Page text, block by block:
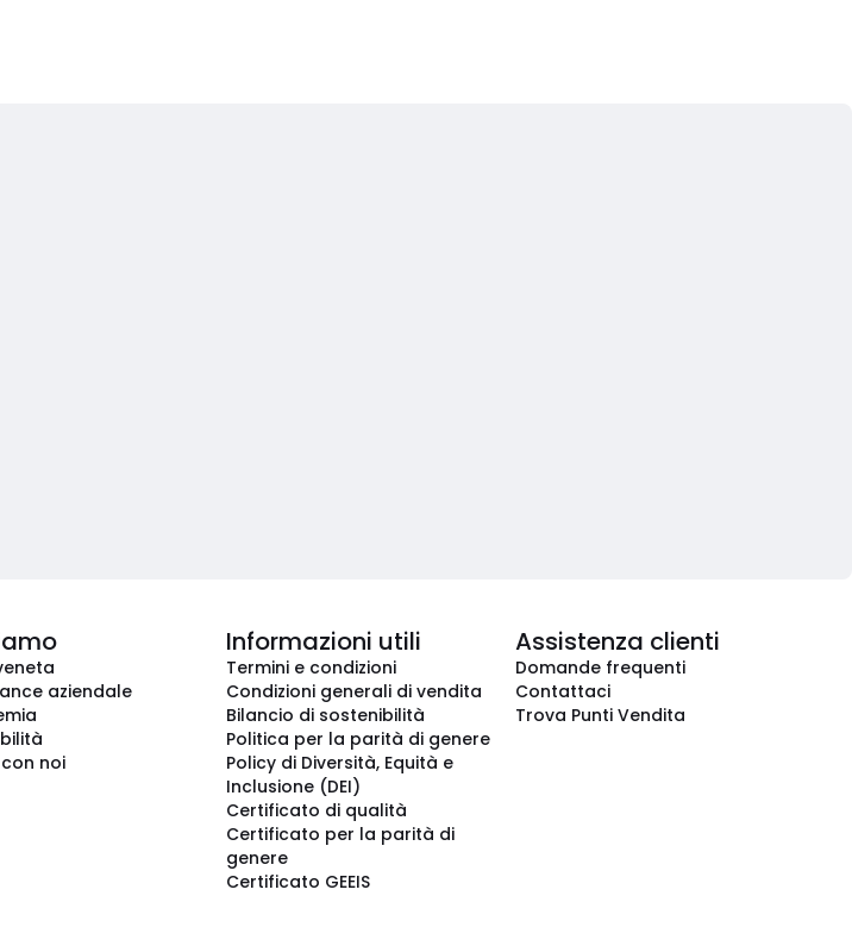
aziendale
noi
Informazioni utili
Termini e condizioni
Condizioni generali di vendita
Bilancio di sostenibilità
Politica per la parità di genere
Policy di Diversità, Equità e
Inclusione (DEI)
Certificato di qualità
Certificato per la parità di
genere
Certificato GEEIS
Assistenza clienti
Domande frequenti
Contattaci
Trova Punti Vendita